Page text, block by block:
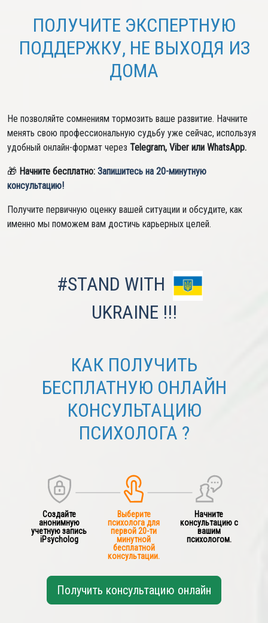
ПОЛУЧИТЕ ЭКСПЕРТНУЮ
ПОДДЕРЖКУ, НЕ ВЫХОДЯ ИЗ
ДОМА
Не позволяйте сомнениям тормозить ваше развитие. Начните
менять свою профессиональную судьбу уже сейчас, используя
удобный онлайн-формат через Telegram, Viber или WhatsApp.
🎁 Начните бесплатно: Запишитесь на 20-минутную
консультацию!
Получите первичную оценку вашей ситуации и обсудите, как
именно мы поможем вам достичь карьерных целей.
#STAND WITH
UKRAINE !!!
КАК ПОЛУЧИТЬ
БЕСПЛАТНУЮ ОНЛАЙН
КОНСУЛЬТАЦИЮ
ПСИХОЛОГА ?
Создайте
анонимную
учетную запись
iPsycholog
Выберите
психолога для
первой 20-ти
минутной
бесплатной
консультации.
Начните
консультацию с
вашим
психологом.
Получить консультацию онлайн